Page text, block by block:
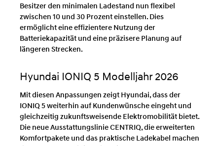
Besitzer den minimalen Ladestand nun flexibel
zwischen 10 und 30 Prozent einstellen. Dies
ermöglicht eine effizientere Nutzung der
Batteriekapazität und eine präzisere Planung auf
längeren Strecken.
Hyundai IONIQ 5 Modelljahr 2026
Mit diesen Anpassungen zeigt Hyundai, dass der
IONIQ 5 weiterhin auf Kundenwünsche eingeht und
gleichzeitig zukunftsweisende Elektromobilität bietet.
Die neue Ausstattungslinie CENTRIQ, die erweiterten
Komfortpakete und das praktische Ladekabel machen